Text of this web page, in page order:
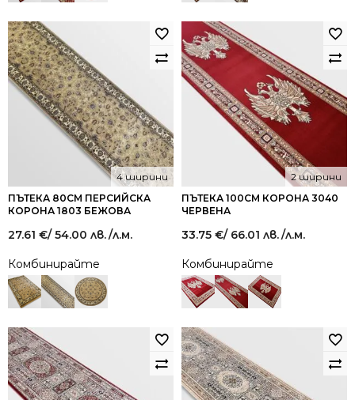
ПЪТЕКА 80СМ ПЕРСИЙСКА
КОРОНА 1803 БЕЖОВА
4 ширини
27.61 €/ 54.00 лв./л.м.
Комбинирайте
ПЪТЕКА 100СМ КОРОНА 3040
ЧЕРВЕНА
2 ширини
33.75 €/ 66.01 лв./л.м.
Комбинирайте